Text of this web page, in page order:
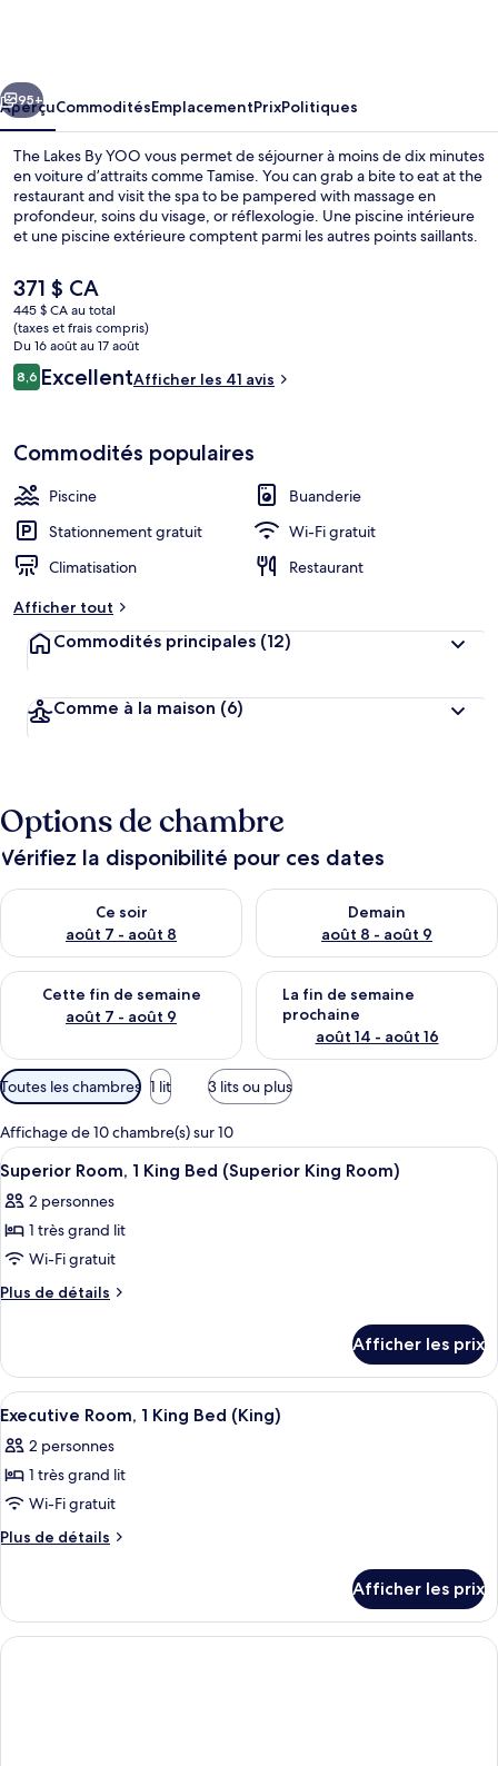
YOO
Suivant
95+
AperçuCommoditésEmplacementPrixPolitiques
The Lakes By YOO vous permet de séjourner à moins de dix minutes
en voiture d’attraits comme Tamise. You can grab a bite to eat at the
restaurant and visit the spa to be pampered with massage en
profondeur, soins du visage, or réflexologie. Une piscine intérieure
et une piscine extérieure comptent parmi les autres points saillants.
l’accès inclus au Wi-Fi.
Le
prix
actuel
est
de 371 $ CA
371 $ CA
445 $ CA au total
(taxes et frais compris)
Du 16 août au 17 août
Avis
8,68,6 sur 10 –
ExcellentAfficher les 41 avis
Commodités populaires
Piscine
Buanderie
Stationnement gratuit
Wi-Fi gratuit
Climatisation
Restaurant
Afficher tout
Commodités principales (12)
Comme à la maison (6)
Options de chambre
Vérifiez la disponibilité pour ces dates
Ce soir
août 7 - août 8
Vérifier la disponibilité pour ce soir août 7 - août 8
Demain
août 8 - août 9
Vérifier la disponibilité pour
Cette fin de semaine
août 7 - août 9
Vérifier la disponibilité pour cette fin de semaine août 7 -
La fin de semaine
prochaine
août 14 - août 16
Vérifier la disponibilité pour
Filtres
disponibles
pour
les
chambres
Toutes les chambres 1 lit 3 lits ou plus
Affichage de 10 chambre(s) sur 10
Afficher
toutes
les
photos
pour
ce
chambre :
Superior
Room,
King
Bed
(Superior
King
Literie hypoallergénique, fer et
9
Superior Room, 1 King Bed (Superior King Room)
2 personnes
1 très grand lit
Wi-Fi gratuit
Plus de détails
Plus
Superior
Room,
1
Bed
(Superior
Room)
Afficher les prix
Afficher
toutes
les
photos
pour
ce
chambre :
Executive
Room,
Literie hypoallergénique, fer et
4
Executive Room, 1 King Bed (King)
2 personnes
1 très grand lit
Wi-Fi gratuit
Plus de détails
Plus
Executive
Room,
1
Afficher les prix